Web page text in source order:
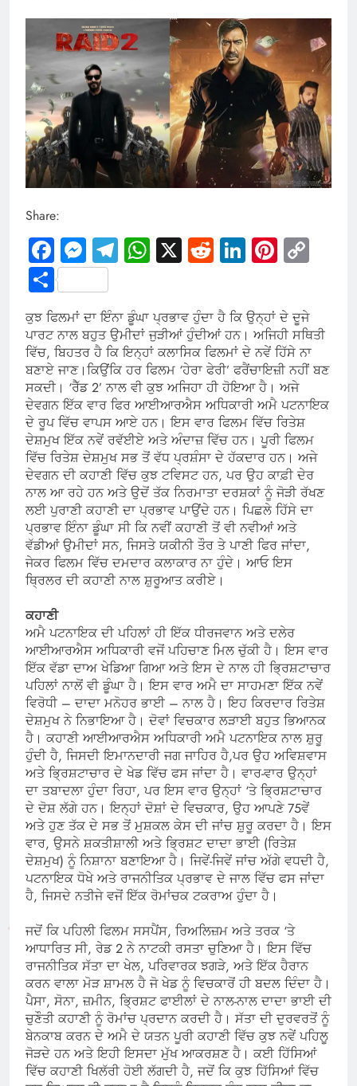
Share:
Facebook
Messenger
Telegram
WhatsApp
X RedditLinkedIn
Share
ਕੁਝ ਫਿਲਮਾਂ ਦਾ ਇੰਨਾ ਡੂੰਘਾ ਪ੍ਰਭਾਵ ਹੁੰਦਾ ਹੈ ਕਿ ਉਨ੍ਹਾਂ ਦੇ ਦੂਜੇ
ਪਾਰਟ ਨਾਲ ਬਹੁਤ ਉਮੀਦਾਂ ਜੁੜੀਆਂ ਹੁੰਦੀਆਂ ਹਨ। ਅਜਿਹੀ ਸਥਿਤੀ
ਵਿੱਚ, ਬਿਹਤਰ ਹੈ ਕਿ ਇਨ੍ਹਾਂ ਕਲਾਸਿਕ ਫਿਲਮਾਂ ਦੇ ਨਵੇਂ ਹਿੱਸੇ ਨਾ
ਬਣਾਏ ਜਾਣ।ਕਿਉਂਕਿ ਹਰ ਫਿਲਮ ‘ਹੇਰਾ ਫੇਰੀ’ ਫਰੈਂਚਾਇਜ਼ੀ ਨਹੀਂ ਬਣ
ਸਕਦੀ। ‘ਰੈੱਡ 2’ ਨਾਲ ਵੀ ਕੁਝ ਅਜਿਹਾ ਹੀ ਹੋਇਆ ਹੈ। ਅਜੇ
ਦੇਵਗਨ ਇੱਕ ਵਾਰ ਫਿਰ ਆਈਆਰਐਸ ਅਧਿਕਾਰੀ ਅਮੈ ਪਟਨਾਇਕ
ਦੇ ਰੂਪ ਵਿੱਚ ਵਾਪਸ ਆਏ ਹਨ। ਇਸ ਵਾਰ ਫਿਲਮ ਵਿੱਚ ਰਿਤੇਸ਼
ਦੇਸ਼ਮੁਖ ਇੱਕ ਨਵੇਂ ਰਵੱਈਏ ਅਤੇ ਅੰਦਾਜ਼ ਵਿੱਚ ਹਨ। ਪੂਰੀ ਫਿਲਮ
ਵਿੱਚ ਰਿਤੇਸ਼ ਦੇਸ਼ਮੁਖ ਸਭ ਤੋਂ ਵੱਧ ਪ੍ਰਸ਼ੰਸਾ ਦੇ ਹੱਕਦਾਰ ਹਨ। ਅਜੇ
ਦੇਵਗਨ ਦੀ ਕਹਾਣੀ ਵਿੱਚ ਕੁਝ ਟਵਿਸਟ ਹਨ, ਪਰ ਉਹ ਕਾਫ਼ੀ ਦੇਰ
ਨਾਲ ਆ ਰਹੇ ਹਨ ਅਤੇ ਉਦੋਂ ਤੱਕ ਨਿਰਮਾਤਾ ਦਰਸ਼ਕਾਂ ਨੂੰ ਜੋੜੀ ਰੱਖਣ
ਲਈ ਪੁਰਾਣੀ ਕਹਾਣੀ ਦਾ ਪ੍ਰਭਾਵ ਪਾਉਂਦੇ ਹਨ। ਪਿਛਲੇ ਹਿੱਸੇ ਦਾ
ਪ੍ਰਭਾਵ ਇੰਨਾ ਡੂੰਘਾ ਸੀ ਕਿ ਨਵੀਂ ਕਹਾਣੀ ਤੋਂ ਵੀ ਨਵੀਆਂ ਅਤੇ
ਵੱਡੀਆਂ ਉਮੀਦਾਂ ਸਨ, ਜਿਸਤੇ ਯਕੀਨੀ ਤੌਰ ਤੇ ਪਾਣੀ ਫਿਰ ਜਾਂਦਾ,
ਜੇਕਰ ਫਿਲਮ ਵਿੱਚ ਦਮਦਾਰ ਕਲਾਕਾਰ ਨਾ ਹੁੰਦੇ। ਆਓ ਇਸ
ਥ੍ਰਿਲਰ ਦੀ ਕਹਾਣੀ ਨਾਲ ਸ਼ੁਰੂਆਤ ਕਰੀਏ।
ਕਹਾਣੀ
ਅਮੈ ਪਟਨਾਇਕ ਦੀ ਪਹਿਲਾਂ ਹੀ ਇੱਕ ਧੀਰਜਵਾਨ ਅਤੇ ਦਲੇਰ
ਆਈਆਰਐਸ ਅਧਿਕਾਰੀ ਵਜੋਂ ਪਹਿਚਾਣ ਮਿਲ ਚੁੱਕੀ ਹੈ। ਇਸ ਵਾਰ
ਇੱਕ ਵੱਡਾ ਦਾਅ ਖੇਡਿਆ ਗਿਆ ਅਤੇ ਇਸ ਦੇ ਨਾਲ ਹੀ ਭ੍ਰਿਸ਼ਟਾਚਾਰ
ਪਹਿਲਾਂ ਨਾਲੋਂ ਵੀ ਡੂੰਘਾ ਹੈ। ਇਸ ਵਾਰ ਅਮੈ ਦਾ ਸਾਹਮਣਾ ਇੱਕ ਨਵੇਂ
ਵਿਰੋਧੀ – ਦਾਦਾ ਮਨੋਹਰ ਭਾਈ – ਨਾਲ ਹੈ। ਇਹ ਕਿਰਦਾਰ ਰਿਤੇਸ਼
ਦੇਸ਼ਮੁਖ ਨੇ ਨਿਭਾਇਆ ਹੈ। ਦੋਵਾਂ ਵਿਚਕਾਰ ਲੜਾਈ ਬਹੁਤ ਭਿਆਨਕ
ਹੈ। ਕਹਾਣੀ ਆਈਆਰਐਸ ਅਧਿਕਾਰੀ ਅਮੈ ਪਟਨਾਇਕ ਨਾਲ ਸ਼ੁਰੂ
ਹੁੰਦੀ ਹੈ, ਜਿਸਦੀ ਇਮਾਨਦਾਰੀ ਜਗ ਜਾਹਿਰ ਹੈ,ਪਰ ਉਹ ਅਵਿਸ਼ਵਾਸ
ਅਤੇ ਭ੍ਰਿਸ਼ਟਾਚਾਰ ਦੇ ਖੇਡ ਵਿੱਚ ਫਸ ਜਾਂਦਾ ਹੈ। ਵਾਰ-ਵਾਰ ਉਨ੍ਹਾਂ
ਦਾ ਤਬਾਦਲਾ ਹੁੰਦਾ ਰਿਹਾ, ਪਰ ਇਸ ਵਾਰ ਉਨ੍ਹਾਂ ‘ਤੇ ਭ੍ਰਿਸ਼ਟਾਚਾਰ
ਦੇ ਦੋਸ਼ ਲੱਗੇ ਹਨ। ਇਨ੍ਹਾਂ ਦੋਸ਼ਾਂ ਦੇ ਵਿਚਕਾਰ, ਉਹ ਆਪਣੇ 75ਵੇਂ
ਅਤੇ ਹੁਣ ਤੱਕ ਦੇ ਸਭ ਤੋਂ ਮੁਸ਼ਕਲ ਕੇਸ ਦੀ ਜਾਂਚ ਸ਼ੁਰੂ ਕਰਦਾ ਹੈ। ਇਸ
ਵਾਰ, ਉਸਨੇ ਸ਼ਕਤੀਸ਼ਾਲੀ ਅਤੇ ਭ੍ਰਿਸ਼ਟ ਦਾਦਾ ਭਾਈ (ਰਿਤੇਸ਼
ਦੇਸ਼ਮੁਖ) ਨੂੰ ਨਿਸ਼ਾਨਾ ਬਣਾਇਆ ਹੈ। ਜਿਵੇਂ-ਜਿਵੇਂ ਜਾਂਚ ਅੱਗੇ ਵਧਦੀ ਹੈ,
ਪਟਨਾਇਕ ਧੋਖੇ ਅਤੇ ਰਾਜਨੀਤਿਕ ਪ੍ਰਭਾਵ ਦੇ ਜਾਲ ਵਿੱਚ ਫਸ ਜਾਂਦਾ
ਹੈ, ਜਿਸਦੇ ਨਤੀਜੇ ਵਜੋਂ ਇੱਕ ਰੋਮਾਂਚਕ ਟਕਰਾਅ ਹੁੰਦਾ ਹੈ।
ਜਦੋਂ ਕਿ ਪਹਿਲੀ ਫਿਲਮ ਸਸਪੈਂਸ, ਰਿਅਲਿਜ਼ਮ ਅਤੇ ਤਰਕ ‘ਤੇ
ਆਧਾਰਿਤ ਸੀ, ਰੇਡ 2 ਨੇ ਨਾਟਕੀ ਰਸਤਾ ਚੁਣਿਆ ਹੈ। ਇਸ ਵਿੱਚ
ਰਾਜਨੀਤਿਕ ਸੱਤਾ ਦਾ ਖੇਲ, ਪਰਿਵਾਰਕ ਝਗੜੇ, ਅਤੇ ਇੱਕ ਹੈਰਾਨ
ਕਰਨ ਵਾਲਾ ਮੋੜ ਸ਼ਾਮਲ ਹੈ ਜੋ ਖੇਡ ਨੂੰ ਵਿਚਕਾਰੋਂ ਹੀ ਬਦਲ ਦਿੰਦਾ ਹੈ।
ਪੈਸਾ, ਸੋਨਾ, ਜ਼ਮੀਨ, ਭ੍ਰਿਸ਼ਟ ਫਾਈਲਾਂ ਦੇ ਨਾਲ-ਨਾਲ ਦਾਦਾ ਭਾਈ ਦੀ
ਚੁਣੌਤੀ ਕਹਾਣੀ ਨੂੰ ਰੋਮਾਂਚ ਪ੍ਰਦਾਨ ਕਰਦੀ ਹੈ। ਸੱਤਾ ਦੀ ਦੁਰਵਰਤੋਂ ਨੂੰ
ਬੇਨਕਾਬ ਕਰਨ ਦੇ ਅਮੈ ਦੇ ਯਤਨ ਪੂਰੀ ਕਹਾਣੀ ਵਿੱਚ ਕੁਝ ਨਵੇਂ ਪਹਿਲੂ
ਜੋੜਦੇ ਹਨ ਅਤੇ ਇਹੀ ਇਸਦਾ ਮੁੱਖ ਆਕਰਸ਼ਣ ਹੈ। ਕਈ ਹਿੱਸਿਆਂ
ਵਿੱਚ ਕਹਾਣੀ ਖਿਲੱਰੀ ਹੋਈ ਲੱਗਦੀ ਹੈ, ਜਦੋਂ ਕਿ ਕੁਝ ਹਿੱਸਿਆਂ ਵਿੱਚ